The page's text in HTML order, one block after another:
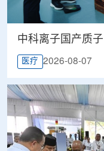
中科离子国产质
医疗 2026-08-07